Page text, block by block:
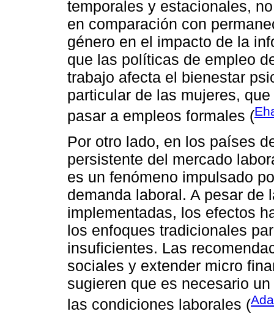
temporales y estacionales,
en comparación con
género en el impacto de la
que las políticas de empleo
trabajo afecta el bienestar
particular de las mujeres,
pasar a empleos formales (
Por otro lado, en los países
persistente del mercado
es un fenómeno impulsado
demanda laboral. A pesar
implementadas, los efectos
los enfoques tradicionales
insuficientes. Las
sociales y extender micro
sugieren que es necesario
las condiciones laborales (